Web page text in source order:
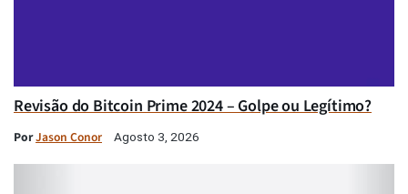
Revisão do Bitcoin Prime 2024 – Golpe ou Legítimo?
PorJason Conor Agosto 3, 2026